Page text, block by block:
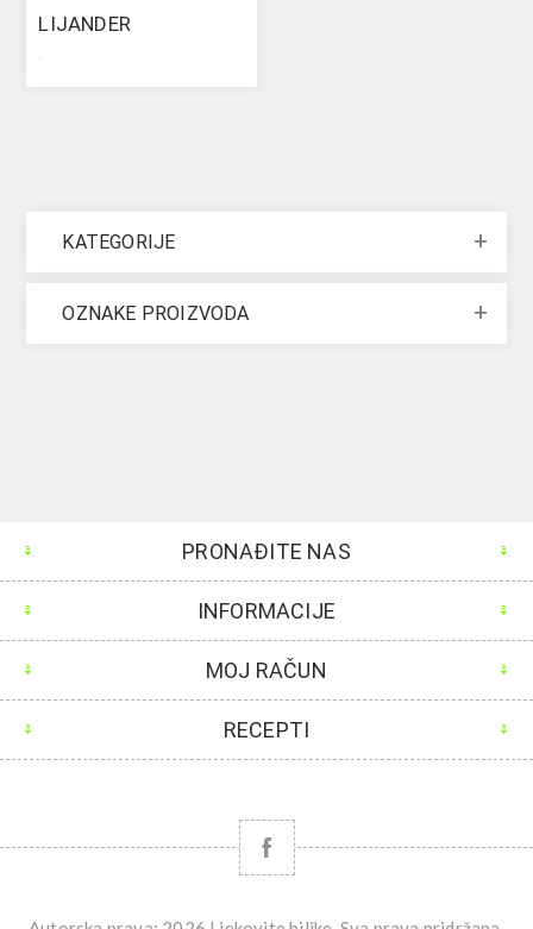
LIJANDER
KATEGORIJE
OZNAKE PROIZVODA
PRONAĐITE NAS
INFORMACIJE
MOJ RAČUN
RECEPTI